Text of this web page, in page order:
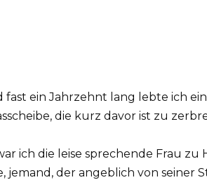
fast ein Jahrzehnt lang lebte ich
die kurz davor ist zu
ich die leise sprechende Frau zu
der angeblich von seiner